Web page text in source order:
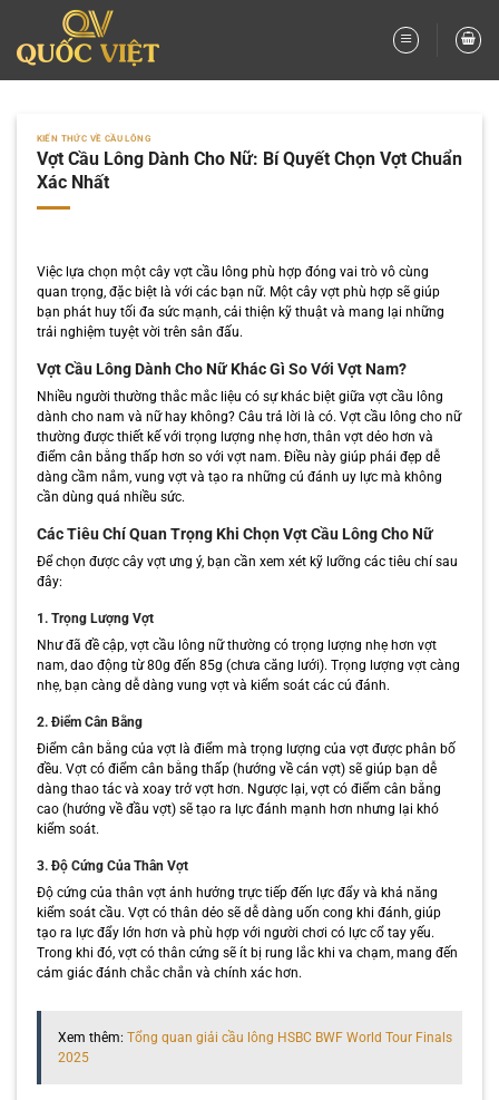
nội
dung
KIẾN THỨC VỀ CẦU LÔNG
Vợt Cầu Lông Dành Cho Nữ: Bí Quyết Chọn Vợt Chuẩn
Xác Nhất
Việc lựa chọn một cây vợt cầu lông phù hợp đóng vai trò vô cùng
quan trọng, đặc biệt là với các bạn nữ. Một cây vợt phù hợp sẽ giúp
bạn phát huy tối đa sức mạnh, cải thiện kỹ thuật và mang lại những
trải nghiệm tuyệt vời trên sân đấu.
Vợt Cầu Lông Dành Cho Nữ Khác Gì So Với Vợt Nam?
Nhiều người thường thắc mắc liệu có sự khác biệt giữa vợt cầu lông
dành cho nam và nữ hay không? Câu trả lời là có. Vợt cầu lông cho nữ
thường được thiết kế với trọng lượng nhẹ hơn, thân vợt dẻo hơn và
điểm cân bằng thấp hơn so với vợt nam. Điều này giúp phái đẹp dễ
dàng cầm nắm, vung vợt và tạo ra những cú đánh uy lực mà không
cần dùng quá nhiều sức.
Các Tiêu Chí Quan Trọng Khi Chọn Vợt Cầu Lông Cho Nữ
Để chọn được cây vợt ưng ý, bạn cần xem xét kỹ lưỡng các tiêu chí sau
đây:
1. Trọng Lượng Vợt
Như đã đề cập, vợt cầu lông nữ thường có trọng lượng nhẹ hơn vợt
nam, dao động từ 80g đến 85g (chưa căng lưới). Trọng lượng vợt càng
nhẹ, bạn càng dễ dàng vung vợt và kiểm soát các cú đánh.
2. Điểm Cân Bằng
Điểm cân bằng của vợt là điểm mà trọng lượng của vợt được phân bố
đều. Vợt có điểm cân bằng thấp (hướng về cán vợt) sẽ giúp bạn dễ
dàng thao tác và xoay trở vợt hơn. Ngược lại, vợt có điểm cân bằng
cao (hướng về đầu vợt) sẽ tạo ra lực đánh mạnh hơn nhưng lại khó
kiểm soát.
3. Độ Cứng Của Thân Vợt
Độ cứng của thân vợt ảnh hưởng trực tiếp đến lực đẩy và khả năng
kiểm soát cầu. Vợt có thân dẻo sẽ dễ dàng uốn cong khi đánh, giúp
tạo ra lực đẩy lớn hơn và phù hợp với người chơi có lực cổ tay yếu.
Trong khi đó, vợt có thân cứng sẽ ít bị rung lắc khi va chạm, mang đến
cảm giác đánh chắc chắn và chính xác hơn.
Xem thêm: Tổng quan giải cầu lông HSBC BWF World Tour Finals
2025